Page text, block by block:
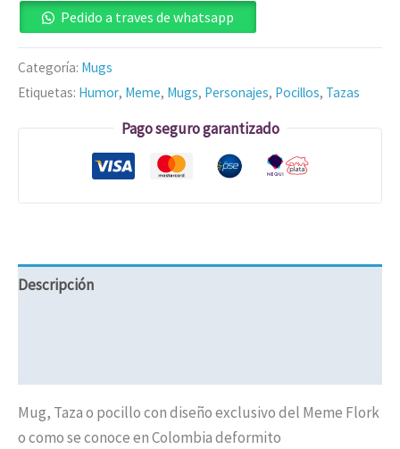
Pedido a traves de whatsapp
Categoría: Mugs
Etiquetas: Humor, Meme, Mugs, Personajes, Pocillos, Tazas
Pago seguro garantizado
Descripción
Mug, Taza o pocillo con diseño exclusivo del Meme Flork
o como se conoce en Colombia deformito